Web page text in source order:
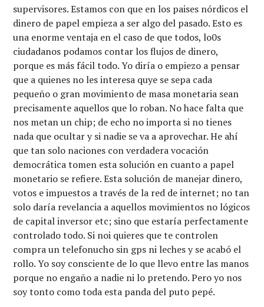
supervisores. Estamos con que en los paises nórdicos el
dinero de papel empieza a ser algo del pasado. Esto es
una enorme ventaja en el caso de que todos, lo0s
ciudadanos podamos contar los flujos de dinero,
porque es más fácil todo. Yo diría o empiezo a pensar
que a quienes no les interesa quye se sepa cada
pequeño o gran movimiento de masa monetaria sean
precisamente aquellos que lo roban. No hace falta que
nos metan un chip; de echo no importa si no tienes
nada que ocultar y si nadie se va a aprovechar. He ahí
que tan solo naciones con verdadera vocación
democrática tomen esta solución en cuanto a papel
monetario se refiere. Esta solución de manejar dinero,
votos e impuestos a través de la red de internet; no tan
solo daría revelancia a aquellos movimientos no lógicos
de capital inversor etc; sino que estaría perfectamente
controlado todo. Si noi quieres que te controlen
compra un telefonucho sin gps ni leches y se acabó el
rollo. Yo soy consciente de lo que llevo entre las manos
porque no engaño a nadie ni lo pretendo. Pero yo nos
soy tonto como toda esta panda del puto pepé.